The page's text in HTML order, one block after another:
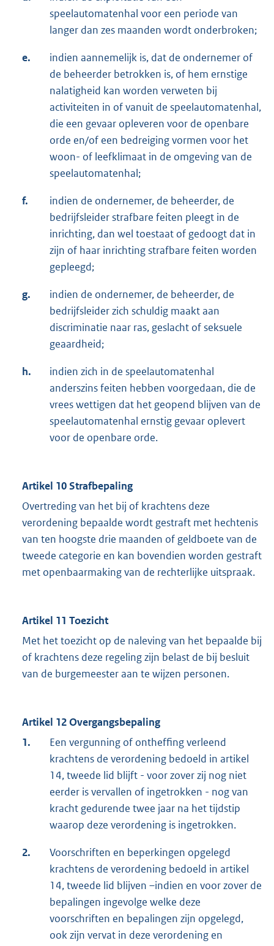
speelautomatenhal voor een periode van
langer dan zes maanden wordt onderbroken;
e.
indien aannemelijk is, dat de ondernemer of
de beheerder betrokken is, of hem ernstige
nalatigheid kan worden verweten bij
activiteiten in of vanuit de speelautomatenhal,
die een gevaar opleveren voor de openbare
orde en/of een bedreiging vormen voor het
woon- of leefklimaat in de omgeving van de
speelautomatenhal;
f.
indien de ondernemer, de beheerder, de
bedrijfsleider strafbare feiten pleegt in de
inrichting, dan wel toestaat of gedoogt dat in
zijn of haar inrichting strafbare feiten worden
gepleegd;
g.
indien de ondernemer, de beheerder, de
bedrijfsleider zich schuldig maakt aan
discriminatie naar ras, geslacht of seksuele
geaardheid;
h.
indien zich in de speelautomatenhal
anderszins feiten hebben voorgedaan, die de
vrees wettigen dat het geopend blijven van de
speelautomatenhal ernstig gevaar oplevert
voor de openbare orde.
Artikel 10 Strafbepaling
Overtreding van het bij of krachtens deze
verordening bepaalde wordt gestraft met hechtenis
van ten hoogste drie maanden of geldboete van de
tweede categorie en kan bovendien worden gestraft
met openbaarmaking van de rechterlijke uitspraak.
Artikel 11 Toezicht
Met het toezicht op de naleving van het bepaalde bij
of krachtens deze regeling zijn belast de bij besluit
van de burgemeester aan te wijzen personen.
Artikel 12 Overgangsbepaling
1.
Een vergunning of ontheffing verleend
krachtens de verordening bedoeld in artikel
14, tweede lid blijft - voor zover zij nog niet
eerder is vervallen of ingetrokken - nog van
kracht gedurende twee jaar na het tijdstip
waarop deze verordening is ingetrokken.
2.
Voorschriften en beperkingen opgelegd
krachtens de verordening bedoeld in artikel
14, tweede lid blijven –indien en voor zover de
bepalingen ingevolge welke deze
voorschriften en bepalingen zijn opgelegd,
ook zijn vervat in deze verordening en